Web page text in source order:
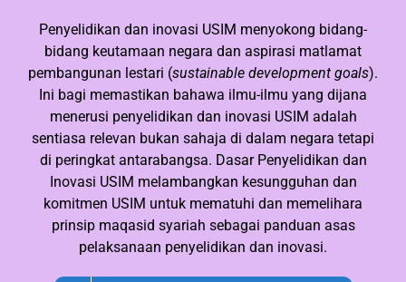
Penyelidikan dan inovasi USIM menyokong bidang-
bidang keutamaan negara dan aspirasi matlamat
pembangunan lestari (sustainable development goals).
Ini bagi memastikan bahawa ilmu-ilmu yang dijana
menerusi penyelidikan dan inovasi USIM adalah
sentiasa relevan bukan sahaja di dalam negara tetapi
di peringkat antarabangsa. Dasar Penyelidikan dan
Inovasi USIM melambangkan kesungguhan dan
komitmen USIM untuk mematuhi dan memelihara
prinsip maqasid syariah sebagai panduan asas
pelaksanaan penyelidikan dan inovasi.